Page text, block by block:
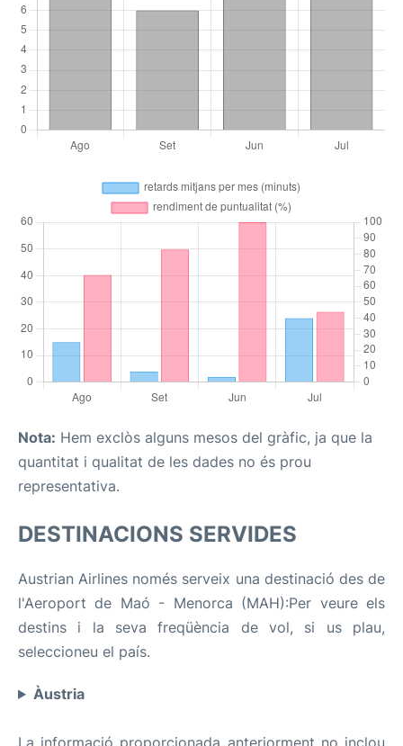
Nota: Hem exclòs alguns mesos del gràfic, ja que la
quantitat i qualitat de les dades no és prou
representativa.
DESTINACIONS SERVIDES
Austrian Airlines només serveix una destinació des de
l'Aeroport de Maó - Menorca (MAH):Per veure els
destins i la seva freqüència de vol, si us plau,
seleccioneu el país.
Àustria
La informació proporcionada anteriorment no inclou